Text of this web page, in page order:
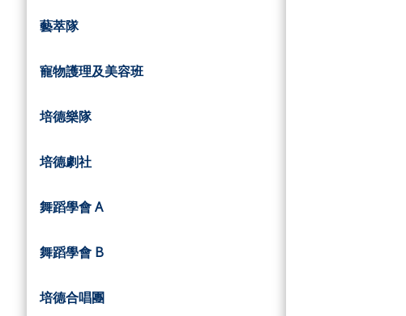
藝萃隊
寵物護理及美容班
培德樂隊
培德劇社
舞蹈學會 A
舞蹈學會 B
培德合唱團